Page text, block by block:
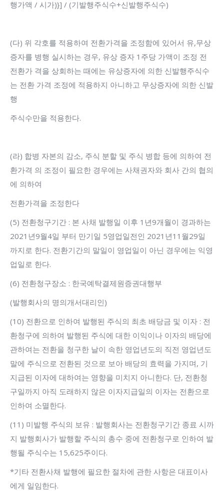
행가액 / 시가)}] / (기발행주식수+신발행주식수)
(다) 위 각호를 적용하여 전환가격을 조정함에 있어서 유,무상
증자를 병행 실시하는 경우, 유상 증자 1주당 가액이 조정 전
전환가 격을 상회하는 때에는 유상증자에 의한 신발행주식수
는 전환 가격 조정에 적용하지 아니하고 무상증자에 의한 신발
행
주식수만을 적용한다.
(라) 합병 자본의 감소, 주식 분할 및 주식 병합 등에 의하여 전
환가격 의 조정이 필요한 경우에는 사채권자와 회사 간의 협의
에 의하여
전환가격을 조정한다
(5) 전환청구기간 : 본 사채 발행일 이후 1년9개월이 경과하는
2021년9월4일 부터 만기일 5영업일전인 2021년11월29일
까지로 한다. 전환기간의 말일이 영업일이 아닌 경우에는 익영
업일로 한다.
(6) 전환청구장소 : 한국예탁결제원증권대행부
(발행회사의 명의개서대리인)
(10) 전환으로 인하여 발행된 주식의 최초 배당금 및 이자 : 전
환청구에 의하여 발행된 주식에 대한 이익이나 이자의 배당에
관하여는 전환을 청구한 날이 속한 영업년도의 직전 영업년도
말에 주식으로 전환된 것으로 보아 배당의 효력을 가지며, 기
지급된 이자에 대하여는 영향을 미치지 아니한다. 단, 전환청
구일까지 아직 도래하지 않은 이자지급일의 이자는 전환으로
인하여 소멸한다.
(11) 미발행 주식의 보유 : 발행회사는 전환청구기간 종료 시까
지 발행회사가 발행할 주식의 총수 중에 전환청구로 인하여 발
행될 주식수는 15,625주이다.
*기타 전환사채 발행에 필요한 절차에 관한 사항은 대표이사
에게 일임한다.